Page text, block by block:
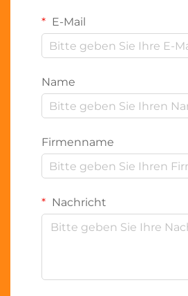
E-Mail
Name
Firmenname
Nachricht